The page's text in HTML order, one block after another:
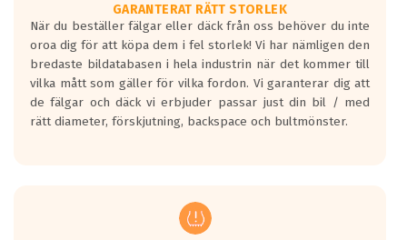
rullmotståndets ljud överträffa
motorljudet.
På däckmärkningen kommer det finnas
en symbol av ett däck med vågar. Hög
bullernivå markeras med svarta vågor
medans de vita vågorna påvisar om det är
ett tyst däck.
regelverket som introduceras år 2016.
Ett däck med två svarta vågor är redan
GARANTERAT RÄTT STORLEK
När du beställer fälgar eller däck från oss behöver du inte
oroa dig för att köpa dem i fel storlek! Vi har nämligen den
bredaste bildatabasen i hela industrin när det kommer till
vilka mått som gäller för vilka fordon. Vi garanterar dig att
de fälgar och däck vi erbjuder passar just din bil / med
rätt diameter, förskjutning, backspace och bultmönster.